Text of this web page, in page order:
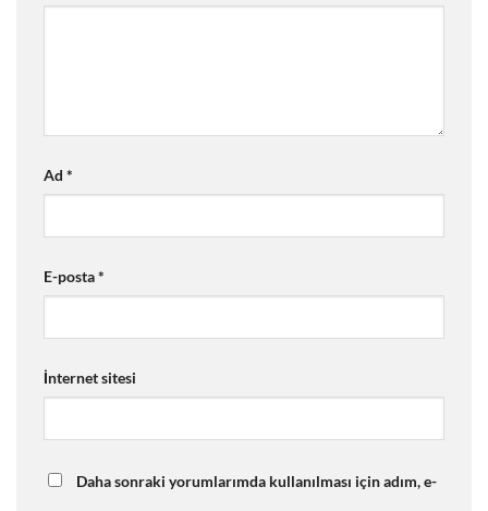
Ad *
E-posta*
İnternet sitesi
Daha sonraki yorumlarımda kullanılması için adım, e-